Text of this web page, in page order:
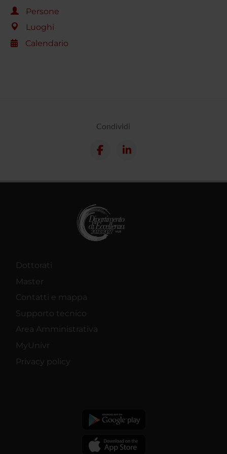
Persone
Luoghi
Calendario
Condividi
Dottorati
Master
Contatti e mappa
Supporto tecnico
Area Amministrativa
MyUnivr
Privacy policy